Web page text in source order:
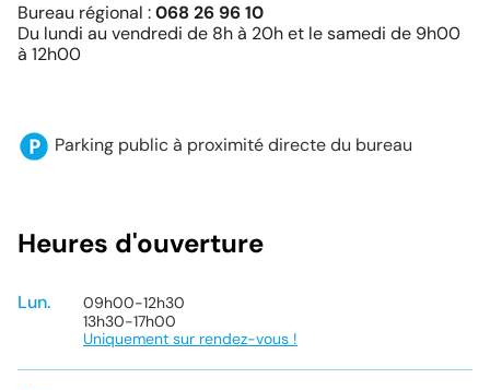
Bureau régional :068 26 96 10
Du lundi au vendredi de 8h à 20h et le samedi de 9h00
à 12h00
Parking public à proximité directe du bureau
Heures d'ouverture
Lun. 09h00-12h30
13h30-17h00
Uniquement sur rendez-vous !